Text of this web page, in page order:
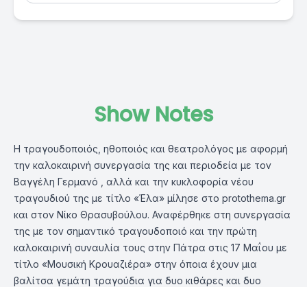
Show Notes
Η τραγουδοποιός, ηθοποιός και θεατρολόγος με αφορμή
την καλοκαιρινή συνεργασία της και περιοδεία με τον
Βαγγέλη Γερμανό , αλλά και την κυκλοφορία νέου
τραγουδιού της με τίτλο «Έλα» μίλησε στο protothema.gr
και στον Νίκο Θρασυβούλου. Αναφέρθηκε στη συνεργασία
της με τον σημαντικό τραγουδοποιό και την πρώτη
καλοκαιρινή συναυλία τους στην Πάτρα στις 17 Μαΐου με
τίτλο «Μουσική Κρουαζιέρα» στην όποια έχουν μια
βαλίτσα γεμάτη τραγούδια για δυο κιθάρες και δυο